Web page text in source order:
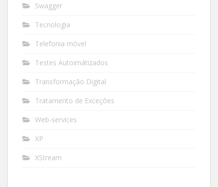
Swagger
Tecnologia
Telefonia móvel
Testes Autoimátizados
Transformação Digital
Tratamento de Exceções
Web-services
XP
XStream